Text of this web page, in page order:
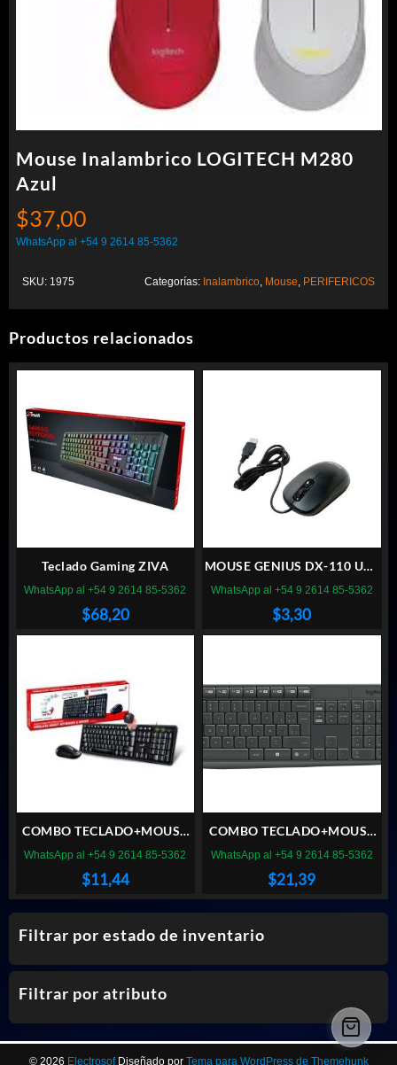
Filtrar por estado de inventario
Filtrar por atributo
Mouse Inalambrico LOGITECH M280
Azul
$37,00
WhatsApp al +54 9 2614 85-5362
SKU: 1975 Categorías: Inalambrico, Mouse, PERIFERICOS
Productos relacionados
Teclado Gaming ZIVA
$68,20
WhatsApp al +54 9 2614 85-5362
MOUSE GENIUS DX-110 USB
NEGRO
$3,30
WhatsApp al +54 9 2614 85-5362
COMBO TECLADO+MOUSE
GENIUS SMART KM-160 BLK
$11,44
WhatsApp al +54 9 2614 85-5362
COMBO TECLADO+MOUSE
LOGITECH MK235
$21,39
WhatsApp al +54 9 2614 85-5362
© 2026 Electrosof Diseñado por Tema para WordPress de Themehunk